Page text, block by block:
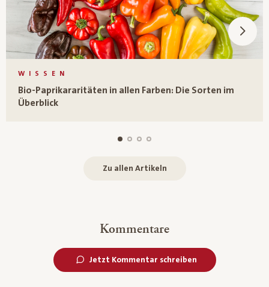
WISSEN
Bio-Paprikararitäten in allen Farben: Die Sorten im
Überblick
Zu allen Artikeln
Kommentare
Jetzt Kommentar schreiben